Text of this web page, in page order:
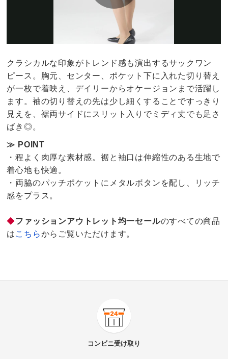
クラシカルな印象がトレンド感も演出するサックワン
ピース。胸元、センター、ポケット下に入れた切り替え
が一枚で着映え、デイリーからオケージョンまで活躍し
ます。袖の切り替えの先は少し細くすることですっきり
見えを、裾両サイドにスリット入りでミディ丈でも足さ
ばき◎。
≫ POINT
・程よく肉厚な素材感。裾と袖口は伸縮性のある生地で
着心地も快適。
・両脇のパッチポケットにメタルボタンを配し、リッチ
感をプラス。
◆ファッションアウトレット均一セールのすべての商品
は こちらからご覧いただけます。
ダブルクロス サックワンピース
コンビニ受け取り